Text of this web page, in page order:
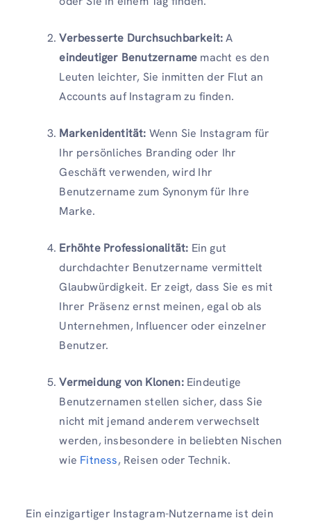
Verbesserte Durchsuchbarkeit:A
eindeutiger Benutzername macht es den
Leuten leichter, Sie inmitten der Flut an
Accounts auf Instagram zu finden.
Markenidentität: Wenn Sie Instagram für
Ihr persönliches Branding oder Ihr
Geschäft verwenden, wird Ihr
Benutzername zum Synonym für Ihre
Marke.
Erhöhte Professionalität: Ein gut
durchdachter Benutzername vermittelt
Glaubwürdigkeit. Er zeigt, dass Sie es mit
Ihrer Präsenz ernst meinen, egal ob als
Unternehmen, Influencer oder einzelner
Benutzer.
Vermeidung von Klonen: Eindeutige
Benutzernamen stellen sicher, dass Sie
nicht mit jemand anderem verwechselt
werden, insbesondere in beliebten Nischen
wie Fitness, Reisen oder Technik.
Ein einzigartiger Instagram-Nutzername ist dein